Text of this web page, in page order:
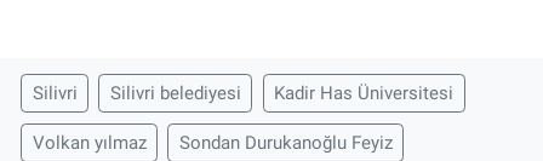
Silivri Silivri belediyesi Kadir Has Üniversitesi
Volkan yılmaz Sondan Durukanoğlu Feyiz